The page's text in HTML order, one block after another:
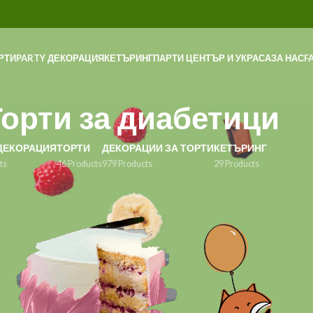
PARTY ДЕКОРАЦИЯКЕТЪРИНГПАРТИ ЦЕНТЪР И УКРАСАЗА НАС
за диабетици
ТОРТИ
46 Products
ДЕКОРАЦИИ ЗА ТОРТИ
979 Products
КЕТЪРИНГ
29 Products